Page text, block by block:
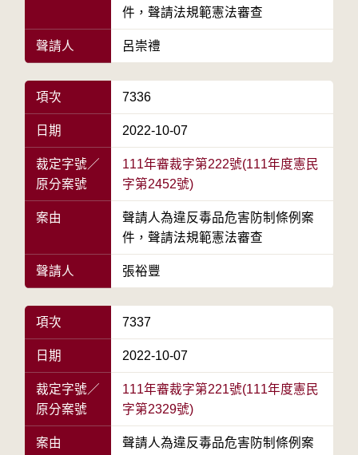
件，聲請法規範憲法審查
聲請人 呂崇禮
項次 7336
日期 2022-10-07
裁定字號／
原分案號
111年審裁字第222號(111年度憲民
字第2452號)
案由
聲請人為違反毒品危害防制條例案
件，聲請法規範憲法審查
聲請人 張裕豐
項次 7337
日期 2022-10-07
裁定字號／
原分案號
111年審裁字第221號(111年度憲民
字第2329號)
案由
聲請人為違反毒品危害防制條例案